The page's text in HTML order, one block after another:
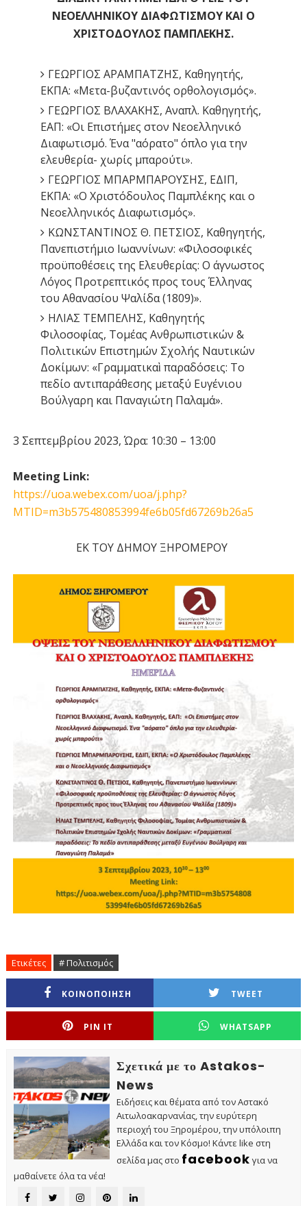
ΝΕΟΕΛΛΗΝΙΚΟΥ ΔΙΑΦΩΤΙΣΜΟΥ ΚΑΙ Ο
ΧΡΙΣΤΟΔΟΥΛΟΣ ΠΑΜΠΛΕΚΗΣ.
ΓΕΩΡΓΙΟΣ ΑΡΑΜΠΑΤΖΗΣ, Καθηγητής,
ΕΚΠΑ: «Μετα-βυζαντινός ορθολογισμός».
ΓΕΩΡΓΙΟΣ ΒΛΑΧΑΚΗΣ, Αναπλ. Καθηγητής,
ΕΑΠ: «Οι Επιστήμες στον Νεοελληνικό
Διαφωτισμό. Ένα "αόρατο" όπλο για την
ελευθερία- χωρίς μπαρούτι».
ΓΕΩΡΓΙΟΣ ΜΠΑΡΜΠΑΡΟΥΣΗΣ, ΕΔΙΠ,
ΕΚΠΑ: «Ο Χριστόδουλος Παμπλέκης και ο
Νεοελληνικός Διαφωτισμός».
ΚΩΝΣΤΑΝΤΙΝΟΣ Θ. ΠΕΤΣΙΟΣ, Καθηγητής,
Πανεπιστήμιο Ιωαννίνων: «Φιλοσοφικές
προϋποθέσεις της Ελευθερίας: Ο άγνωστος
Λόγος Προτρεπτικός προς τους Έλληνας
του Αθανασίου Ψαλίδα (1809)».
ΗΛΙΑΣ ΤΕΜΠΕΛΗΣ, Καθηγητής
Φιλοσοφίας, Τομέας Ανθρωπιστικών &
Πολιτικών Επιστημών Σχολής Ναυτικών
Δοκίμων: «Γραμματικαὶ παραδόσεις: Το
πεδίο αντιπαράθεσης μεταξύ Ευγένιου
Βούλγαρη και Παναγιώτη Παλαμά».
3 Σεπτεμβρίου 2023, Ώρα: 10:30 – 13:00
Meeting Link:
https://uoa.webex.com/uoa/j.php?
MTID=m3b575480853994fe6b05fd67269b26a5
ΕΚ ΤΟΥ ΔΗΜΟΥ ΞΗΡΟΜΕΡΟΥ
Ετικέτες # Πολιτισμός
ΚΟΙΝΟΠΟΙΗΣΗ TWEET
PIN IT WHATSAPP
Σχετικά με το Astakos-
News
Ειδήσεις και θέματα από τον Αστακό
Αιτωλοακαρνανίας, την ευρύτερη
περιοχή του Ξηρομέρου, την υπόλοιπη
Ελλάδα και τον Κόσμο! Κάντε like στη
σελίδα μας στο facebook για να
μαθαίνετε όλα τα νέα!